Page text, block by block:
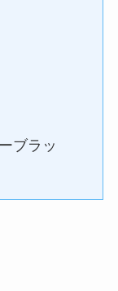
ブラッ